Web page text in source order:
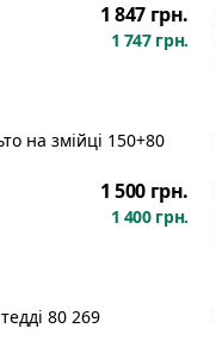
1 847 грн.
1 747 грн.
на змійці 150+80
1 500 грн.
1 400 грн.
80 269